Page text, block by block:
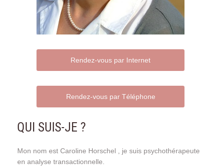
QUI SUIS-JE ?
Mon nom est Caroline Horschel , je suis psychothérapeute
en analyse transactionnelle.
Rendez-vous par Internet
Rendez-vous par Téléphone